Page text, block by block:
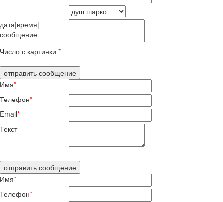
дата|время|
сообщение
Число с картинки *
Имя*
Телефон*
Email*
Текст
Имя*
Телефон*